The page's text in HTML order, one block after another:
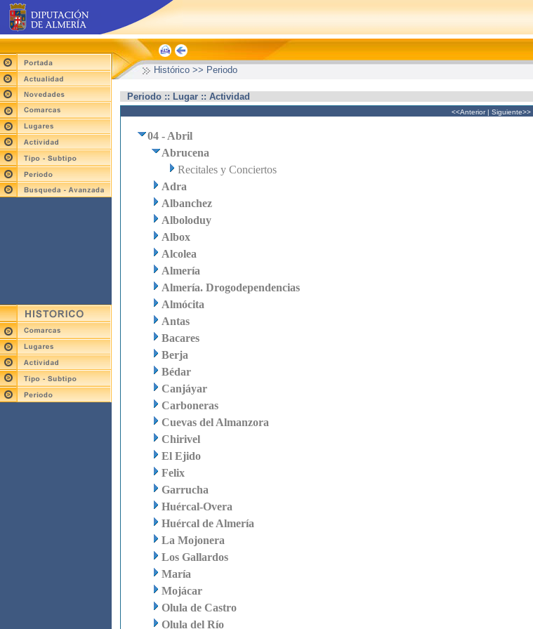
Histórico >> Periodo
Periodo :: Lugar :: Actividad
<<Anterior| Siguiente>>
04 - Abril
Abrucena
Recitales y Conciertos
Adra
Albanchez
Alboloduy
Albox
Alcolea
Almería
Almería. Drogodependencias
Almócita
Antas
Bacares
Berja
Bédar
Canjáyar
Carboneras
Cuevas del Almanzora
Chirivel
El Ejido
Felix
Garrucha
Huércal-Overa
Huércal de Almería
La Mojonera
Los Gallardos
María
Mojácar
Olula de Castro
Olula del Río